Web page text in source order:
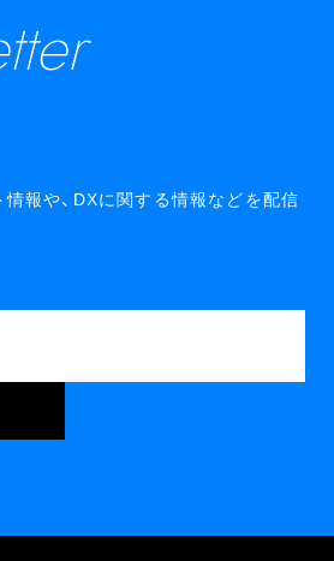
報や、DXに関する情報などを配信